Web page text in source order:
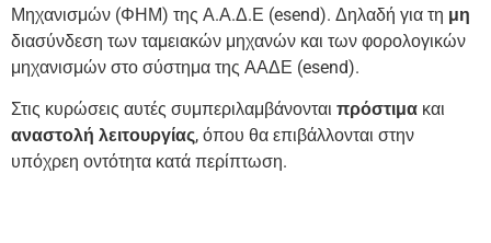
Μηχανισμών (ΦΗΜ) της Α.Α.Δ.Ε (esend). Δηλαδή για τη μη
διασύνδεση των ταμειακών μηχανών και των φορολογικών
μηχανισμών στο σύστημα της ΑΑΔΕ (esend).
Στις κυρώσεις αυτές συμπεριλαμβάνονται πρόστιμα και
αναστολή λειτουργίας, όπου θα επιβάλλονται στην
υπόχρεη οντότητα κατά περίπτωση.